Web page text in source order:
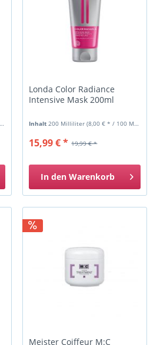
Londa Color Radiance
Intensive Mask 200ml
Inhalt200 Milliliter(8,00 € * / 100 Milliliter)
19,99 € *
15,99 € *
In den Warenkorb
Meister Coiffeur M:C